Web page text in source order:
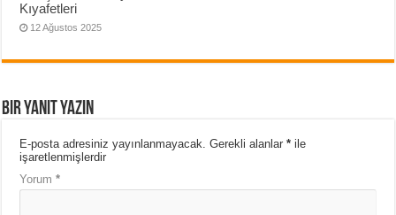
Kıyafetleri
12 Ağustos 2025
Bir yanıt yazın
E-posta adresiniz yayınlanmayacak. Gerekli alanlar* ile
işaretlenmişlerdir
Yorum*